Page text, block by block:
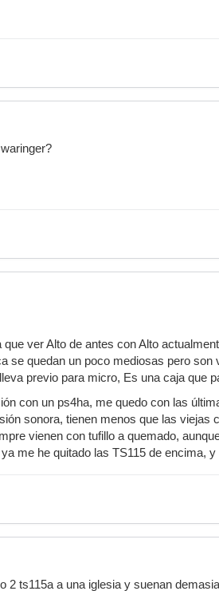
ver Alto de antes con Alto
se quedan un poco mediosas pero
previo para micro, Es una caja que
con un ps4ha, me quedo con las
sonora, tienen menos que las viejas
vienen con tufillo a quemado,
me he quitado las TS115 de encima,
2 ts115a a una iglesia y suenan